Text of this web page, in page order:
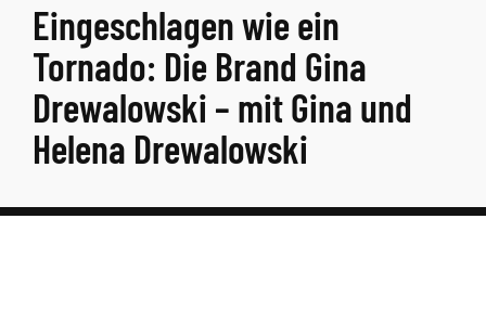
Eingeschlagen wie ein
Tornado: Die Brand Gina
Drewalowski – mit Gina und
Helena Drewalowski